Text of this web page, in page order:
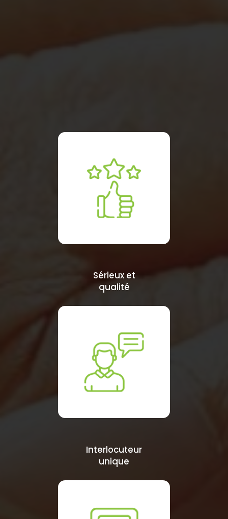
Sérieux et
qualité
Interlocuteur
unique